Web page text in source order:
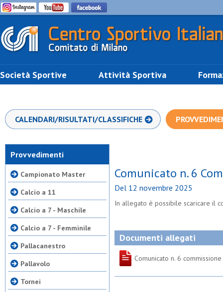
Società Sportive Attività Sportiva
CALENDARI/RISULTATI/CLASSIFICHE
Provvedimenti
Campionato Master
Calcio a 11
Calcio a 7 - Maschile
Calcio a 7 - Femminile
Pallacanestro
Pallavolo
Tornei
Comunicato n. 6
Del 12 novembre 2025
In allegato è possibile scaricare il
Documenti allegati
Comunicato n. 6